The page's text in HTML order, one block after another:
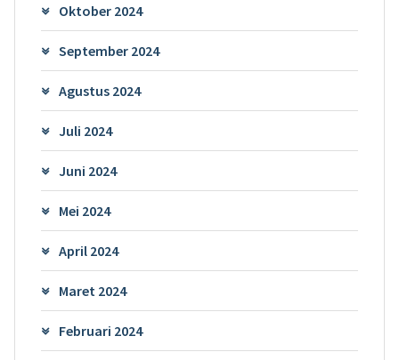
Oktober 2024
September 2024
Agustus 2024
Juli 2024
Juni 2024
Mei 2024
April 2024
Maret 2024
Februari 2024